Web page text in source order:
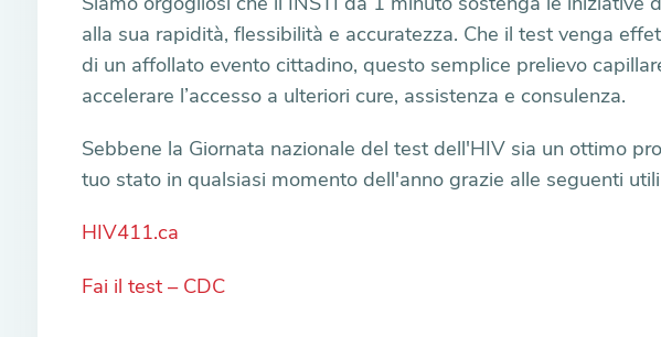
alla sua rapidità, flessibilità e accuratezza. Che il test venga
di un affollato evento cittadino, questo semplice prelievo
accelerare l’accesso a ulteriori cure, assistenza e consulenza.
Sebbene la Giornata nazionale del test dell'HIV sia un ottimo
tuo stato in qualsiasi momento dell'anno grazie alle seguenti
HIV411.ca
Fai il test – CDC